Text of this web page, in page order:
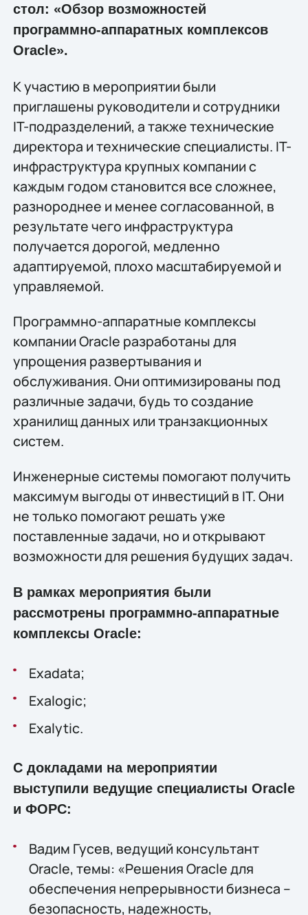
стол: «Обзор возможностей
программно-аппаратных комплексов
Oracle».
К участию в мероприятии были
приглашены руководители и сотрудники
IT-подразделений, а также технические
директора и технические специалисты. IT-
инфраструктура крупных компании с
каждым годом становится все сложнее,
разнороднее и менее согласованной, в
результате чего инфраструктура
получается дорогой, медленно
адаптируемой, плохо масштабируемой и
управляемой.
Программно-аппаратные комплексы
компании Oracle разработаны для
упрощения развертывания и
обслуживания. Они оптимизированы под
различные задачи, будь то создание
хранилищ данных или транзакционных
систем.
Инженерные системы помогают получить
максимум выгоды от инвестиций в IT. Они
не только помогают решать уже
поставленные задачи, но и открывают
возможности для решения будущих задач.
В рамках мероприятия были
рассмотрены программно-аппаратные
комплексы Oracle:
Exadata;
Exalogic;
Exalytic.
С докладами на мероприятии
выступили ведущие специалисты Oracle
и ФОРС:
Вадим Гусев, ведущий консультант
Oracle, темы: «Решения Oracle для
обеспечения непрерывности бизнеса –
безопасность, надежность,